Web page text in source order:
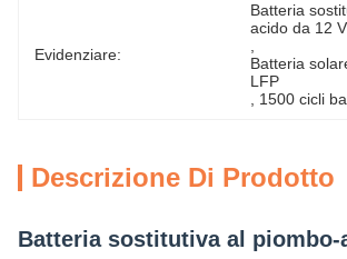
Evidenziare:
Batteria
acido da 12 V
Batteria
LFP
1500 cicli
Descrizione Di Prodotto
Batteria sostitutiva al piombo-